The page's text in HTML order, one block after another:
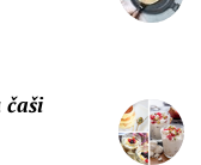
čaši